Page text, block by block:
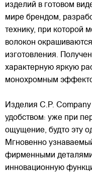
изделий в готовом
мире брендом,
технику, при которой
волокон
изготовления.
характерную яркую
монохромным
Изделия C.P.
удобством: уже при
ощущение, будто эту
Мгновенно
фирменными деталями
инновационную